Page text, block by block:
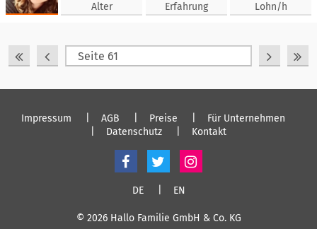
Alter
Erfahrung
Lohn/h
Impressum AGB Preise
Für Unternehmen
Datenschutz
Kontakt
DE EN
© 2026 Hallo Familie GmbH & Co. KG